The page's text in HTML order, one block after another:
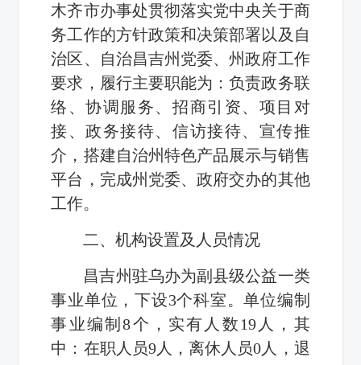
木齐市办事处贯彻落实党中央关于商
务工作的方针政策和决策部署以及自
治区、自治昌吉州党委、州政府工作
要求，履行主要职能为：负责政务联
络、协调服务、招商引资、项目对
接、政务接待、信访接待、宣传推
介，搭建自治州特色产品展示与销售
平台，完成州党委、政府交办的其他
工作。
二、机构设置及 人员情况
昌吉州驻乌办为副县级公益一类
事业单位，下设3个科室。单位编制
事业编制8个，实有人数19人， 其
中：在职人员9人，离休人员0人，退